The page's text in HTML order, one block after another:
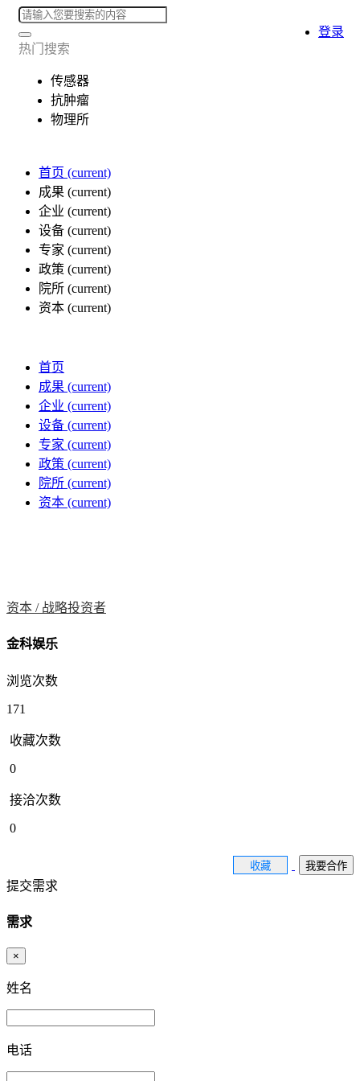
热门搜索
传感器
抗肿瘤
物理所
首页 (current)
成果 (current)
企业 (current)
设备 (current)
专家 (current)
政策 (current)
院所 (current)
资本 (current)
登录
首页
成果 (current)
企业 (current)
设备 (current)
专家 (current)
政策 (current)
院所 (current)
资本 (current)
资本 / 战略投资者
金科娱乐
浏览次数
171
收藏次数
0
接洽次数
0
收藏 我要合作
提交需求
需求
×
姓名
电话